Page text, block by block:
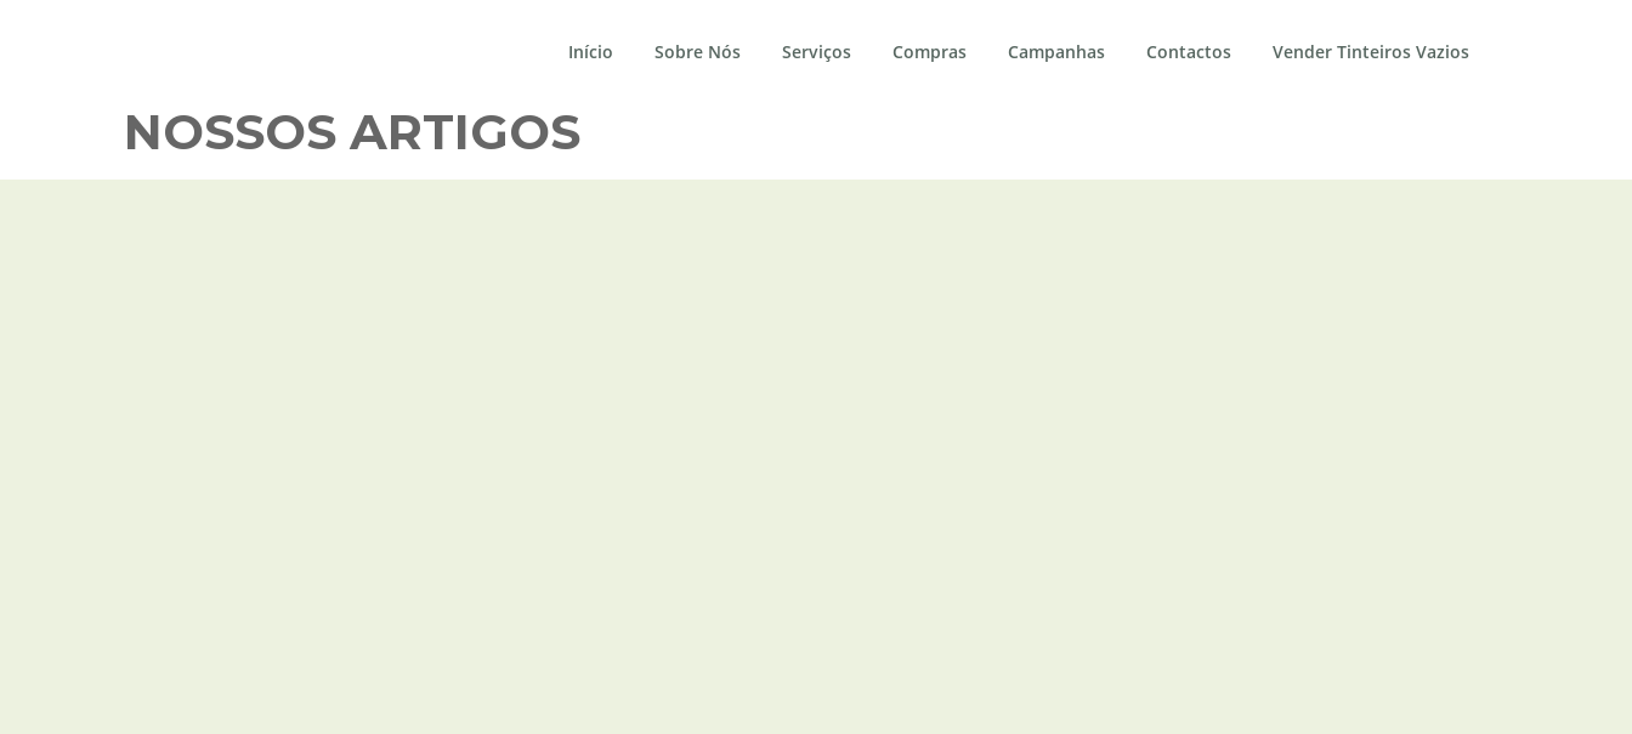
Início Sobre Nós Serviços Compras Campanhas Contactos Vender Tinteiros Vazios
NOSSOS ARTIGOS